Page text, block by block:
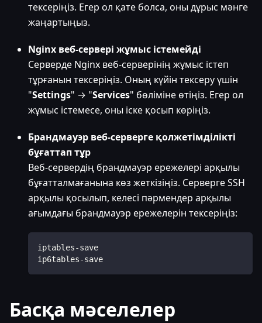
тексеріңіз. Егер ол қате болса, оны дұрыс мәнге
жаңартыңыз.
Nginx веб-сервері жұмыс істемейді
Серверде Nginx веб-серверінің жұмыс істеп
тұрғанын тексеріңіз. Оның күйін тексеру үшін
"Settings" → "Services" бөліміне өтіңіз. Егер ол
жұмыс істемесе, оны іске қосып көріңіз.
Брандмауэр веб-серверге қолжетімділікті
бұғаттап тұр
Веб-сервердің брандмауэр ережелері арқылы
бұғатталмағанына көз жеткізіңіз. Серверге SSH
арқылы қосылып, келесі пәрмендер арқылы
ағымдағы брандмауэр ережелерін тексеріңіз:
iptables-save
ip6tables-save
Басқа мәселелер